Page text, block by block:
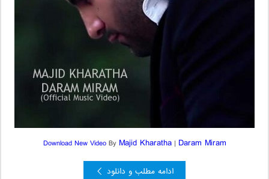
Download New VideoBy Majid Kharatha| Daram Miram
ادامه مطلب و دانلود